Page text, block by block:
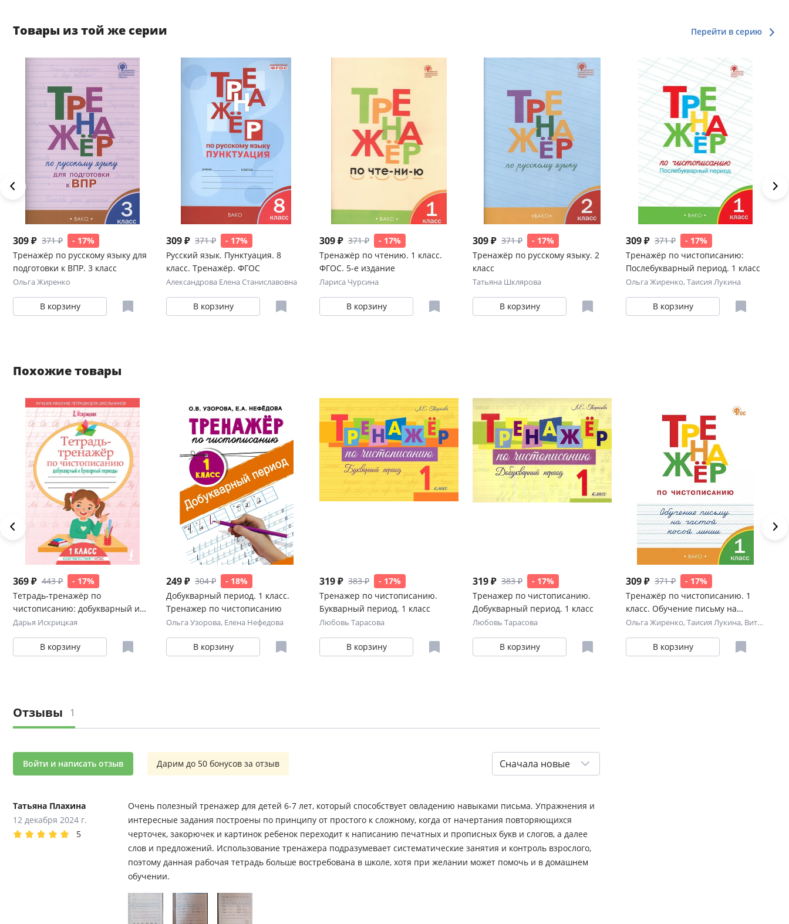
Товары из той же серии Перейти в серию
309 ₽ 371 ₽
- 17%
Тренажёр по русскому языку для
подготовки к ВПР. 3 класс
Ольга Жиренко
В корзину
309 ₽ 371 ₽
- 17%
Русский язык. Пунктуация. 8
класс. Тренажёр. ФГОС
Александрова Елена Станиславовна
В корзину
309 ₽ 371 ₽
- 17%
Тренажёр по чтению. 1 класс.
ФГОС. 5-е издание
Лариса Чурсина
В корзину
309 ₽ 371 ₽
- 17%
Тренажёр по русскому языку. 2
класс
Татьяна Шклярова
В корзину
309 ₽ 371 ₽
- 17%
Тренажёр по чистописанию:
Послебукварный период. 1 класс
Ольга Жиренко,Таисия Лукина
В корзину
Похожие товары
369 ₽ 443 ₽
- 17%
Тетрадь-тренажёр по
чистописанию: добукварный и
букварный периоды
Дарья Искрицкая
В корзину
249 ₽ 304 ₽
- 18%
Добукварный период. 1 класс.
Тренажер по чистописанию
Ольга Узорова, Елена Нефедова
В корзину
319 ₽ 383 ₽
- 17%
Тренажер по чистописанию.
Букварный период. 1 класс
Любовь Тарасова
В корзину
319 ₽ 383 ₽
- 17%
Тренажер по чистописанию.
Добукварный период. 1 класс
Любовь Тарасова
В корзину
309 ₽ 371 ₽
- 17%
Тренажёр по чистописанию. 1
класс. Обучение письму на
частой косой линии. ФГОС Новый
Ольга Жиренко,Таисия Лукина, Виталий Мурзин
В корзину
Отзывы 1
Войти и написать отзыв Дарим до 50 бонусов за отзыв Сначала новые
Татьяна Плахина
12 декабря 2024 г.
5
Очень полезный тренажер для детей 6-7 лет, который способствует овладению навыками письма. Упражнения и
интересные задания построены по принципу от простого к сложному, когда от начертания повторяющихся
черточек, закорючек и картинок ребенок переходит к написанию печатных и прописных букв и слогов, а далее
слов и предложений. Использование тренажера подразумевает систематические занятия и контроль взрослого,
поэтому данная рабочая тетрадь больше востребована в школе, хотя при желании может помочь и в домашнем
обучении.